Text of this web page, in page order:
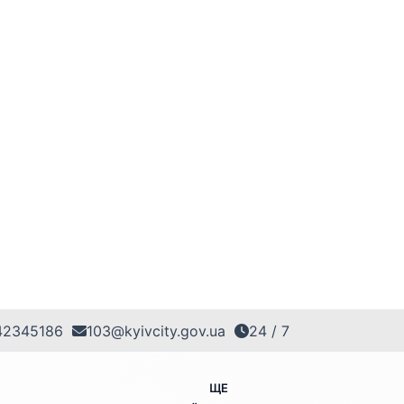
103@kyivcity.gov.ua 24 / 7
ЩЕ